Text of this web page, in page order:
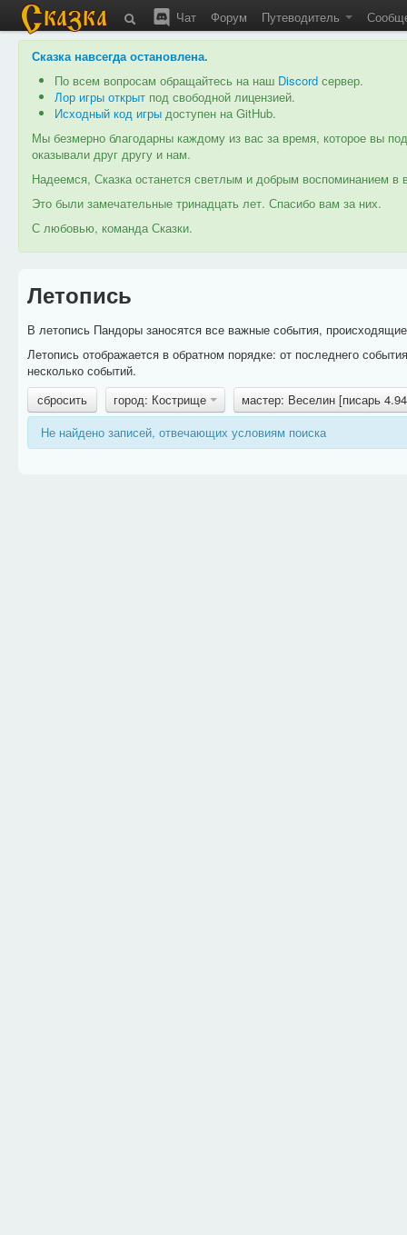
Чат Форум Путеводитель
Сказка навсегда остановлена.
По всем вопросам обращайтесь на наш Discord сервер.
Лор игры открыт под свободной лицензией.
Исходный код игры доступен на GitHub.
Мы безмерно благодарны каждому из вас за время, которое вы
оказывали друг другу и нам.
Надеемся, Сказка останется светлым и добрым воспоминанием
Это были замечательные тринадцать лет. Спасибо вам за них.
С любовью, команда Сказки.
Летопись
В летопись Пандоры заносятся все важные события,
Летопись отображается в обратном порядке: от последнего
несколько событий.
сбросить
город: Кострище
мастер: Веселин [писарь
Не найдено записей, отвечающих условиям поиска